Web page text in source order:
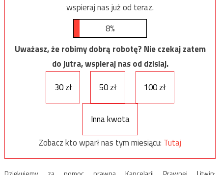
wspieraj nas już od teraz.
8%
Uważasz, że robimy dobrą robotę? Nie czekaj zatem
do jutra, wspieraj nas od dzisiaj.
30 zł
50 zł 100 zł
Inna kwota
Zobacz kto wparł nas tym miesiącu: Tutaj